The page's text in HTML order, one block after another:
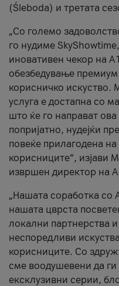
(Śleboda) и третата
„Со големо
го нудиме
иновативен чекор на
обезбедување
корисничко искуство.
услуга е достапна со
што ќе го направат
попријатно, нудејќи
повеќе прилагодена
корисниците“, изјави
извршен директор на
„Нашата соработка со
нашата цврста
локални партнерства
неспоредливи
корисниците. Со
сме воодушевени да
ексклузивни серии,